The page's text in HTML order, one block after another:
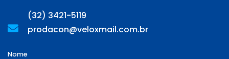
(32) 3421-5119
prodacon@veloxmail.com.br
Nome